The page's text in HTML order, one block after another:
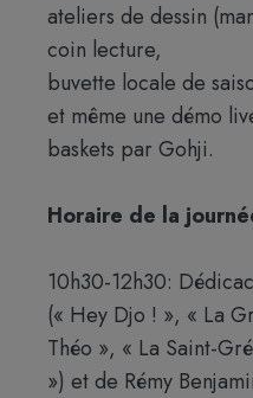
ateliers de dessin
coin lecture,
buvette locale de
et même une démo
baskets par Gohji.
Horaire de la
10h30-12h30:
(« Hey Djo ! », « La
Théo », « La Saint-
») et de Rémy